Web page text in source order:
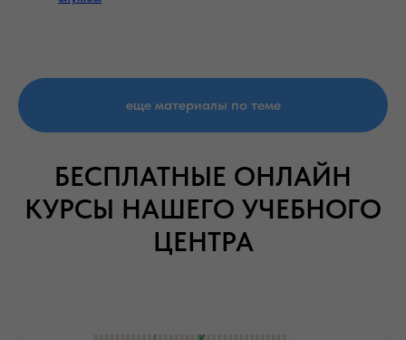
еще материалы по теме
БЕСПЛАТНЫЕ ОНЛАЙН
КУРСЫ НАШЕГО УЧЕБНОГО
ЦЕНТРА